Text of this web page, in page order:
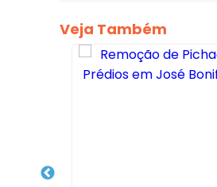
Veja Também